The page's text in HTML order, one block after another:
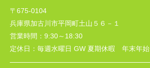
〒675-0104
兵庫県加古川市平岡町土山５６－１
営業時間： 9:30～18:30
定休日： 毎週水曜日 GW 夏期休暇 年末年始